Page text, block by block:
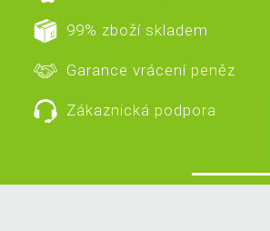
99% zboží skladem
Garance vrácení peněz
Zákaznická podpora